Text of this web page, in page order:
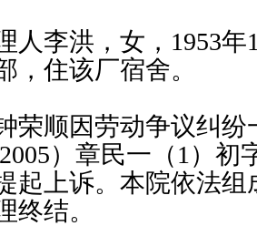
李洪，女，1953年
，住该厂宿舍。
顺因劳动争议纠纷
）章民一（1）初
起上诉。本院依法
终结。